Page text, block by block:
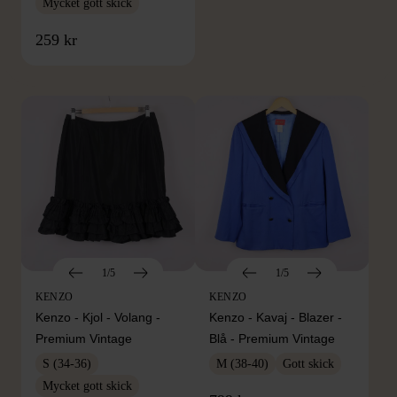
Mycket gott skick
259 kr
FRÅN SAMMA VARUMÄRKE
1/5
KENZO
Kenzo - Kjol - Volang -
Premium Vintage
S (34-36)
Mycket gott skick
1/5
KENZO
Kenzo - Kavaj - Blazer -
Blå - Premium Vintage
M (38-40) Gott skick